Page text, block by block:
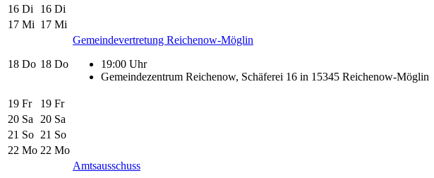
16 Di 16 Di
17 Mi 17 Mi
18 Do 18 Do
Gemeindevertretung Reichenow-Möglin
19:00 Uhr
Gemeindezentrum Reichenow, Schäferei 16 in 15345 Reichenow-Möglin
19 Fr 19 Fr
20 Sa 20 Sa
21 So 21 So
22 Mo 22 Mo
Amtsausschuss